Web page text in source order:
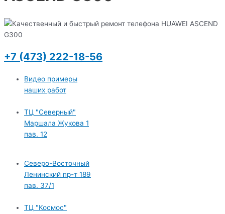
+7 (473) 222-18-56
Видео примеры
наших работ
ТЦ "Северный"
Маршала Жукова 1
пав. 12
Северо-Восточный
Ленинский пр-т 189
пав. 37/1
ТЦ "Космос"